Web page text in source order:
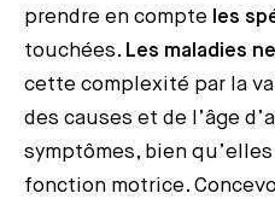
prendre en compte les
touchées. Les maladies
cette complexité par la
des causes et de l’âge
symptômes, bien
fonction motrice.